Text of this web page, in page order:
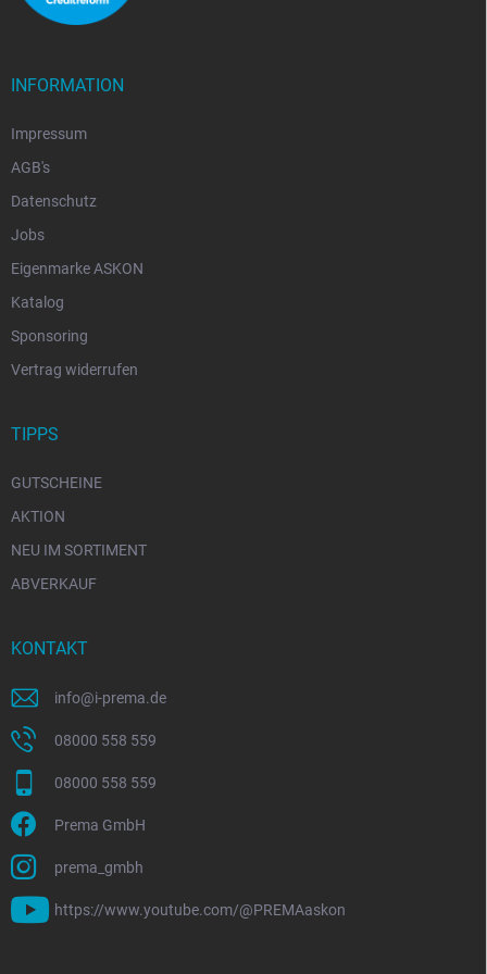
INFORMATION
Impressum
AGB's
Datenschutz
Jobs
Eigenmarke ASKON
Katalog
Sponsoring
Vertrag widerrufen
TIPPS
GUTSCHEINE
AKTION
NEU IM SORTIMENT
ABVERKAUF
KONTAKT
info@i-prema.de
08000 558 559
08000 558 559
Prema GmbH
prema_gmbh
https://www.youtube.com/@PREMAaskon